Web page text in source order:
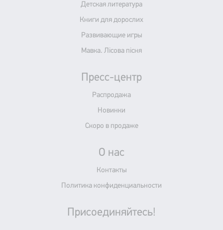
Детская литература
Книги для дорослих
Развивающие игры
Мавка. Лісова пісня
Пресс-центр
Распродажа
Новинки
Скоро в продаже
О нас
Контакты
Политика конфиденциальности
Присоединяйтесь!